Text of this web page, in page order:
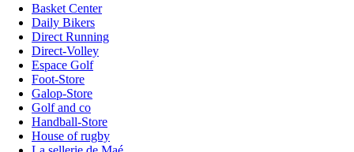
Basket Center
Daily Bikers
Direct Running
Direct-Volley
Espace Golf
Foot-Store
Galop-Store
Golf and co
Handball-Store
House of rugby